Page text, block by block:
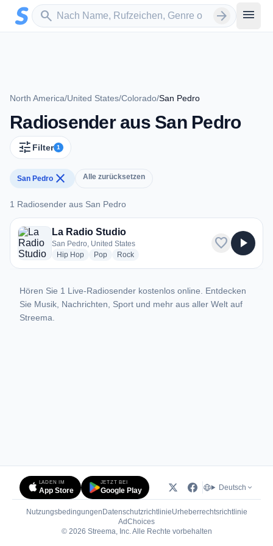
Zum Hauptinhalt springen
search
Sender suchen arrow_forward menu
North America/United States/Colorado/San Pedro
Radiosender aus San Pedro
tune Filter 1
San Pedro close Alle zurücksetzen
1 Radiosender aus San Pedro
1 Radiosender aus San Pedro
La Radio Studio
San Pedro, United States
Hip Hopradio stations
Popradio stations
Rockradio stations
favorite play_arrow
Hören Sie 1 Live-Radiosender kostenlos online. Entdecken
Sie Musik, Nachrichten, Sport und mehr aus aller Welt auf
Streema.
LADEN IM
App Store
JETZT BEI
Google Play Deutsch
Nutzungsbedingungen DatenschutzrichtlinieUrheberrechtsrichtlinie
AdChoices(öffnet in neuem Tab)
© 2026 Streema, Inc. Alle Rechte vorbehalten